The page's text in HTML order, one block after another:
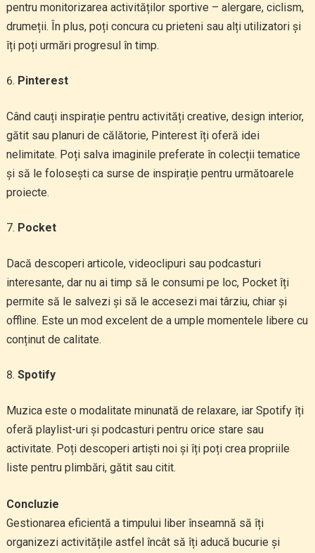
pentru monitorizarea activităților sportive – alergare, ciclism,
drumeții. În plus, poți concura cu prieteni sau alți utilizatori și
îți poți urmări progresul în timp.
Pinterest
Când cauți inspirație pentru activități creative, design interior,
gătit sau planuri de călătorie, Pinterest îți oferă idei
nelimitate. Poți salva imaginile preferate în colecții tematice
și să le folosești ca surse de inspirație pentru următoarele
proiecte.
Pocket
Dacă descoperi articole, videoclipuri sau podcasturi
interesante, dar nu ai timp să le consumi pe loc, Pocket îți
permite să le salvezi și să le accesezi mai târziu, chiar și
offline. Este un mod excelent de a umple momentele libere cu
conținut de calitate.
Spotify
Muzica este o modalitate minunată de relaxare, iar Spotify îți
oferă playlist-uri și podcasturi pentru orice stare sau
activitate. Poți descoperi artiști noi și îți poți crea propriile
liste pentru plimbări, gătit sau citit.
Concluzie
Gestionarea eficientă a timpului liber înseamnă să îți
organizezi activitățile astfel încât să îți aducă bucurie și